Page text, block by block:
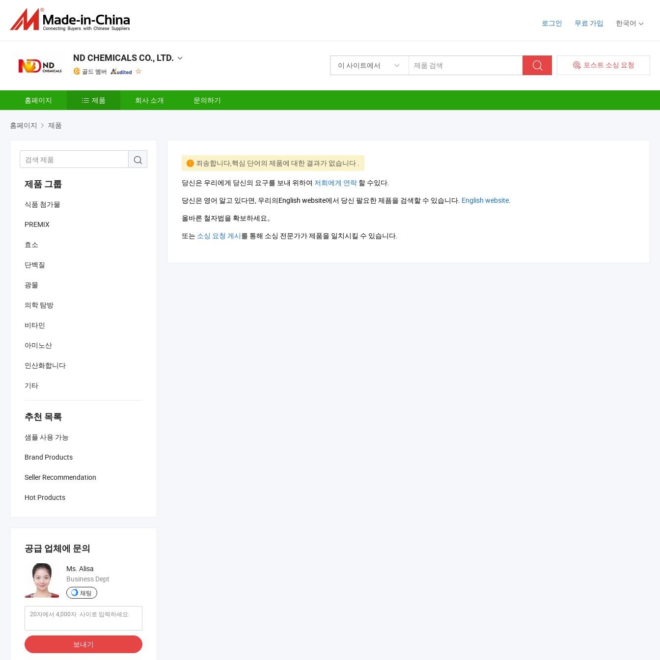
로그인 무료 가입 한국어
이 사이트에서 포스트 소싱 요청
ND CHEMICALS CO., LTD.
골드 멤버
홈페이지 제품 회사 소개 문의하기
홈페이지 제품
제품 그룹
식품 첨가물
PREMIX
효소
단백질
광물
의학 탐방
비타민
아미노산
인산화합니다
기타
추천 목록
샘플 사용 가능
Brand Products
Seller Recommendation
Hot Products
공급 업체에 문의
Ms. Alisa
Business Dept
채팅
보내기
죄송합니다,핵심 단어의 제품에 대한 결과가 없습니다 .
당신은 우리에게 당신의 요구를 보내 위하여 저희에게 연락 할 수있다.
당신은 영어 알고 있다면, 우리의English website에서 당신 팔요한 제픔을 검색할 수 있습니다. English website.
올바른 철자법을 확보하세요。
또는 소싱 요청 게시를 통해 소싱 전문가가 제품을 일치시킬 수 있습니다.